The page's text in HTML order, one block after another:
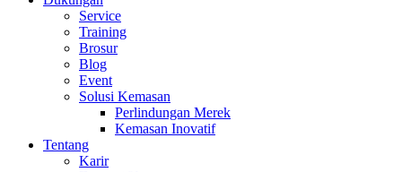
Service
Training
Brosur
Blog
Event
Solusi Kemasan
Perlindungan Merek
Kemasan Inovatif
Tentang
Karir